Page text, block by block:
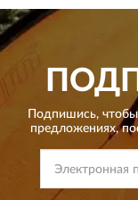
Подпишись,
предложениях,